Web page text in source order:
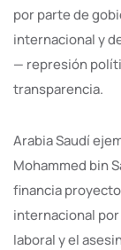
por parte de
internacional y
— represión
transparencia.
Arabia Saudí
Mohammed bin
financia
internacional
laboral y el